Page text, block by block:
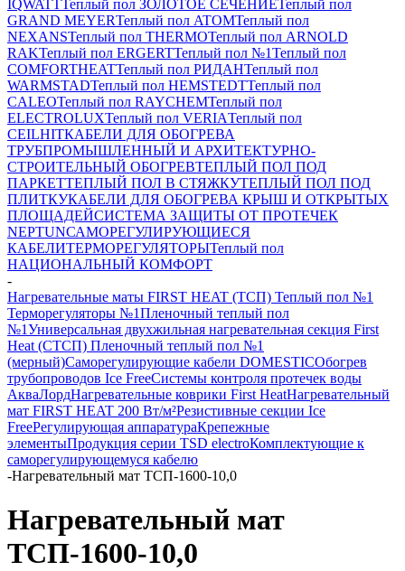
IQWATTТеплый пол ЗОЛОТОЕ СЕЧЕНИЕТеплый пол
GRAND MEYERТеплый пол ATOMТеплый пол
NEXANSТеплый пол THERMOТеплый пол ARNOLD
RAKТеплый пол ERGERTТеплый пол №1Теплый пол
COMFORTHEATТеплый пол РИДАНТеплый пол
WARMSTADТеплый пол HEMSTEDTТеплый пол
CALEOТеплый пол RAYCHEMТеплый пол
ELECTROLUXТеплый пол VERIAТеплый пол
CEILHITКАБЕЛИ ДЛЯ ОБОГРЕВА
ТРУБПРОМЫШЛЕННЫЙ И АРХИТЕКТУРНО-
СТРОИТЕЛЬНЫЙ ОБОГРЕВТЕПЛЫЙ ПОЛ ПОД
ПАРКЕТТЕПЛЫЙ ПОЛ В СТЯЖКУТЕПЛЫЙ ПОЛ ПОД
ПЛИТКУКАБЕЛИ ДЛЯ ОБОГРЕВА КРЫШ И ОТКРЫТЫХ
ПЛОЩАДЕЙСИСТЕМА ЗАЩИТЫ ОТ ПРОТЕЧЕК
NEPTUNСАМОРЕГУЛИРУЮЩИЕСЯ
КАБЕЛИТЕРМОРЕГУЛЯТОРЫТеплый пол
НАЦИОНАЛЬНЫЙ КОМФОРТ
-
Нагревательные маты FIRST HEAT (ТСП) Теплый пол №1
Терморегуляторы №1Пленочный теплый пол
№1Универсальная двухжильная нагревательная секция First
Heat (СТСП) Пленочный теплый пол №1
(мерный)Саморегулирующие кабели DOMESTICОбогрев
трубопроводов Ice FreeСистемы контроля протечек воды
АкваЛордНагревательные коврики First HeatНагревательный
мат FIRST HEAT 200 Вт/м²Резистивные секции Ice
FreeРегулирующая аппаратураКрепежные
элементыПродукция серии TSD electroКомплектующие к
саморегулирующемуся кабелю
-Нагревательный мат ТСП-1600-10,0
Нагревательный мат
ТСП-1600-10,0